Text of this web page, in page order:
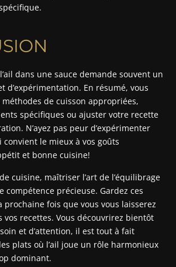
dans une sauce demande souvent un
d’expérimentation. En résumé, vous
de cuisson appropriées,
spécifiques ou ajuster votre recette
N’ayez pas peur d’expérimenter
le mieux à vos goûts
et bonne cuisine!
cuisine, maîtriser l’art de l’équilibrage
compétence précieuse. Gardez ces
prochaine fois que vous vous laisserez
vos recettes. Vous découvrirez bientôt
et d’attention, il est tout à fait
plats où l’ail joue un rôle harmonieux
dominant.